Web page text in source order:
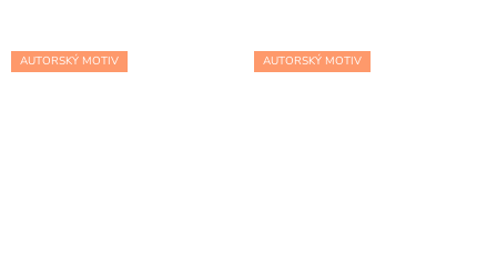
AUTORSKÝ MOTIV AUTORSKÝ MOTIV